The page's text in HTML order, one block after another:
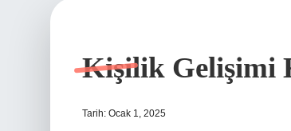
Kişilik Gelişimi
Tarih: Ocak 1, 2025